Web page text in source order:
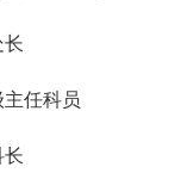
任科员